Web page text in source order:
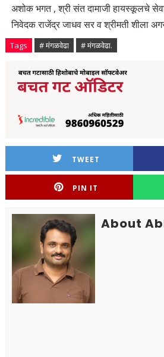
अशोक भगत , श्री संत दामाजी हायस्कूलचे
निवेदक राजेंद्र जाधव सर व श्रीमती शीला
Tags # मंगळवेढा # मंगळवेढा.
TWEET
PIN IT
About